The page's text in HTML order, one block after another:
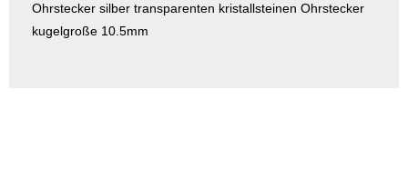
Ohrstecker silber transparenten kristallsteinen Ohrstecker
kugelgroße 10.5mm